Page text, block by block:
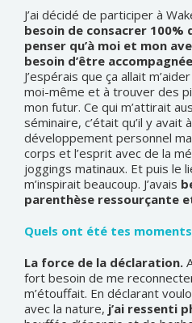
J’ai décidé de participer à
besoin de consacrer 100%
penser qu’à moi et mon
besoin d’être
J’espérais que ça allait
moi-même et à trouver des
mon futur. Ce qui m’attirait
séminaire, c’était qu’il y avait
développement personnel
corps et l’esprit avec de la
joggings matinaux. Et puis le
m’inspirait beaucoup. J’avais
parenthèse ressourçante
Quels ont été tes
La force de la déclaration.
fort besoin de me
m’étouffait. En déclarant
avec la nature, j’ai ressenti